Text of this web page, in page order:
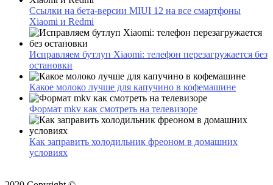
Ссылки на бета-версии MIUI 12 на все смартфоны
Xiaomi и Redmi
Исправляем бутлуп Xiaomi: телефон перезагружается без
остановки
Какое молоко лучше для капучино в кофемашине
Формат mkv как смотреть на телевизоре
Как заправить холодильник фреоном в домашних
условиях